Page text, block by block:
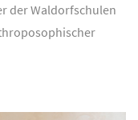
der Waldorfschulen